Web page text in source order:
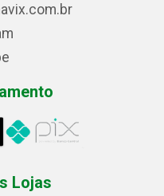
Lojas